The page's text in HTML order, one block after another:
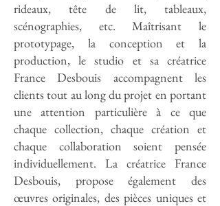
rideaux, tête de lit, tableaux,
scénographies, etc. Maîtrisant le
prototypage, la conception et la
production, le studio et sa créatrice
France Desbouis accompagnent les
clients tout au long du projet en portant
une attention particulière à ce que
chaque collection, chaque création et
chaque collaboration soient pensée
individuellement. La créatrice France
Desbouis, propose également des
œuvres originales, des pièces uniques et